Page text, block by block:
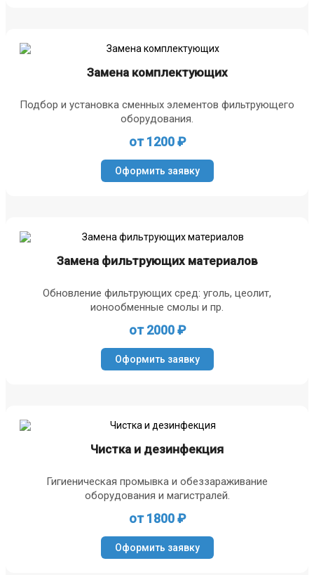
Замена комплектующих
Подбор и установка сменных элементов фильтрующего
оборудования.
от 1200 ₽
Оформить заявку
Замена фильтрующих материалов
Обновление фильтрующих сред: уголь, цеолит,
ионообменные смолы и пр.
от 2000 ₽
Оформить заявку
Чистка и дезинфекция
Гигиеническая промывка и обеззараживание
оборудования и магистралей.
от 1800 ₽
Оформить заявку